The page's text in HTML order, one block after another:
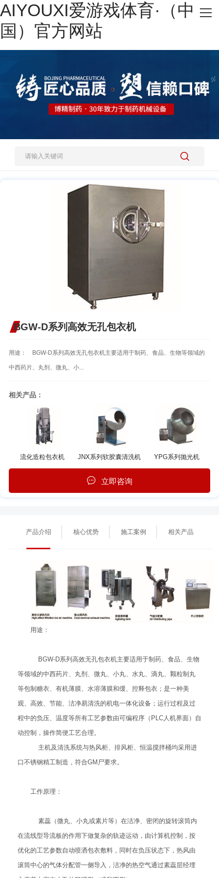
AIYOUXI爱游戏体育·（中
国）官方网站
网站AIYOUXI爱游戏体育·（中国）官方网站
热销产品
新闻资讯
人才招聘
BGW-D系列高效无孔包衣机
用途： BGW-D系列高效无孔包衣机主要适用于制药、食品、生物等领域的
中西药片、丸剂、微丸、小...
相关产品：
流化造粒包衣机 JNX系列软胶囊清洗机 YPG系列抛光机
立即咨询
产品介绍 核心优势 施工案例 相关产品
用途：
BGW-D系列高效无孔包衣机主要适用于制药、食品、生物
等领域的中西药片、丸剂、微丸、小丸、水丸、滴丸、颗粒制丸
等包制糖衣、有机薄膜、水溶薄膜和缓、控释包衣；是一种美
观、高效、节能、洁净易清洗的机电一体化设备；运行过程及过
程中的负压、温度等所有工艺参数由可编程序（PLC人机界面）自
动控制，操作简便工艺合理。
主机及清洗系统与热风柜、排风柜、恒温搅拌桶均采用进
口不锈钢精工制造，符合GM尸要求。
工作原理：
素蕊（微丸、小丸或素片等）在洁净、密闭的旋转滚筒内
在流线型导流板的作用下做复杂的轨迹运动，由计算机控制，按
优化的工艺参数自动喷洒包衣敷料，同时在负压状态下，热风由
滚筒中心的气体分配管一侧导入，洁净的热空气通过素蕊层经埋